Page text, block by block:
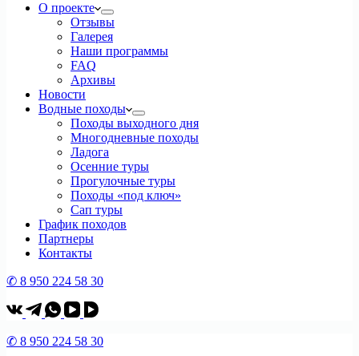
О проекте
Отзывы
Галерея
Наши программы
FAQ
Архивы
Новости
Водные походы
Походы выходного дня
Многодневные походы
Ладога
Осенние туры
Прогулочные туры
Походы «под ключ»
Сап туры
График походов
Партнеры
Контакты
✆ 8 950 224 58 30
✆ 8 950 224 58 30